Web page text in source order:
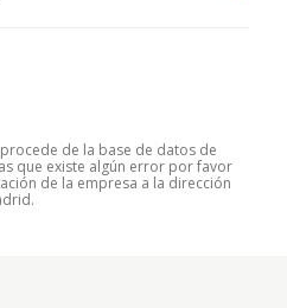
de la base de datos de
que existe algún error por favor
de la empresa a la dirección